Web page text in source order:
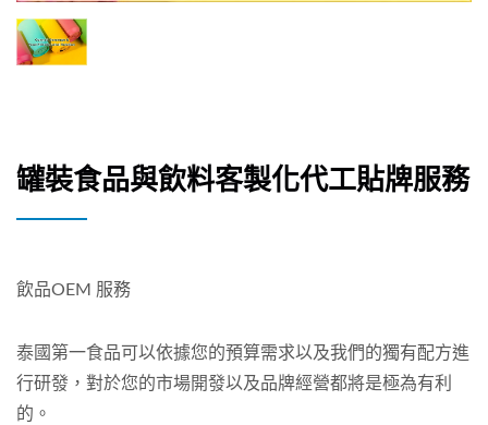
罐裝食品與飲料客製化代工貼牌服務
飲品OEM 服務
泰國第一食品可以依據您的預算需求以及我們的獨有配方進
行研發，對於您的市場開發以及品牌經營都將是極為有利
的。